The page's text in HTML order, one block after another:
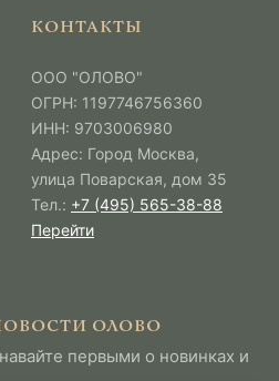
КОНТАКТЫ
ООО "ОЛОВО"
ОГРН: 1197746756360
ИНН: 9703006980
Адрес: Город Москва,
улица Поварская, дом 35
Тел.: +7 (495) 565-38-88
Перейти
ОЛОВО
первыми о новинках и